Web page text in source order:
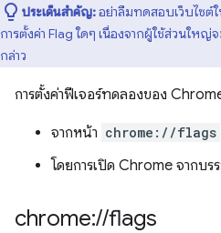
ประเด็นสำคัญ:อย่าลืมทดสอบเว็บไซต์
การตั้งค่า Flag ใดๆ เนื่องจากผู้ใช้ส่วนให
กล่าว
การตั้งค่าฟีเจอร์ทดลองของ
จากหน้า chrome://flags
โดยการเปิด Chrome จากบ
chrome://flags